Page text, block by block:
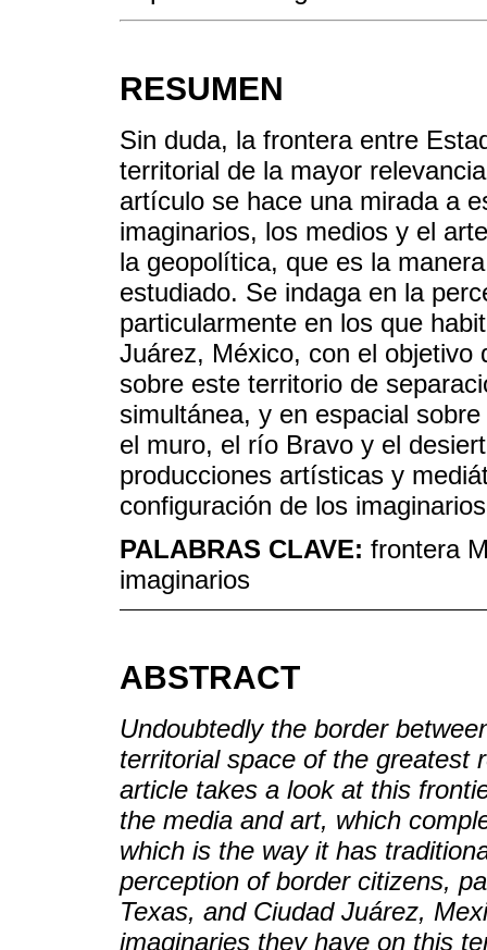
RESUMEN
Sin duda, la frontera entre
territorial de la mayor
artículo se hace una mirada a
imaginarios, los medios y el
la geopolítica, que es la
estudiado. Se indaga en la
particularmente en los que
Juárez, México, con el objetivo
sobre este territorio de
simultánea, y en espacial
el muro, el río Bravo y el
producciones artísticas y
configuración de los
PALABRAS CLAVE: frontera
imaginarios
ABSTRACT
Undoubtedly the border
territorial space of the greatest
article takes a look at this
the media and art, which
which is the way it has
perception of border citizens,
Texas, and Ciudad Juárez,
imaginaries they have on this